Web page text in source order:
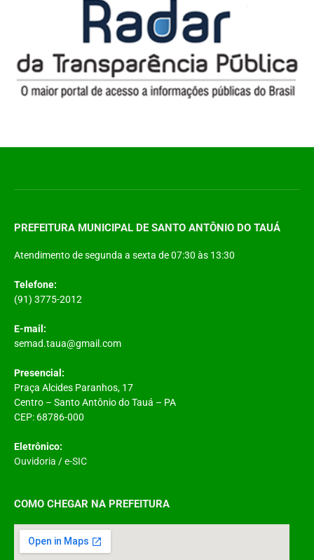
PREFEITURA MUNICIPAL DE SANTO ANTÔNIO DO TAUÁ
Atendimento de segunda a sexta de 07:30 às 13:30
Telefone:
(91) 3775-2012
E-mail:
semad.taua@gmail.com
Presencial:
Praça Alcides Paranhos, 17
Centro – Santo Antônio do Tauá – PA
CEP: 68786-000
Eletrônico:
Ouvidoria /e-SIC
COMO CHEGAR NA PREFEITURA